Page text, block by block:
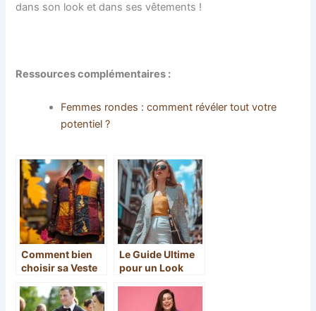
dans son look et dans ses vêtements !
Ressources complémentaires :
Femmes rondes : comment révéler tout votre
potentiel ?
Comment bien
choisir sa Veste
Automne » selon
les matériaux et
Le Guide Ultime
pour un Look
Bandoulière :